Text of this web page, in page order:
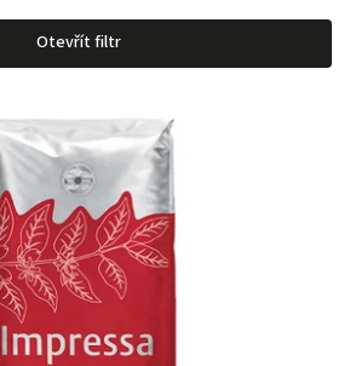
Otevřít filtr